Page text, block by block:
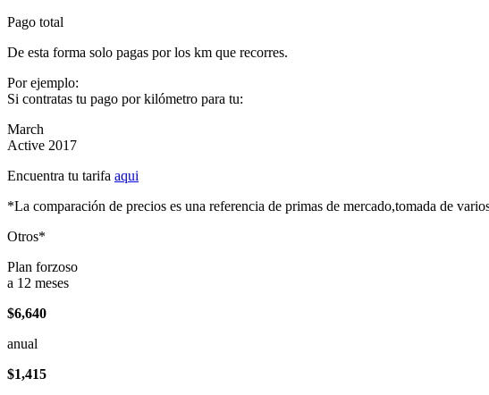
Pago total
De esta forma solo pagas por los km que recorres.
Por ejemplo:
Si contratas tu pago por kilómetro para tu:
March
Active 2017
Encuentra tu tarifa aqui
*La comparación de precios es una referencia de primas de mercado,tomada de
Otros*
Plan forzoso
a 12 meses
$6,640
anual
$1,415